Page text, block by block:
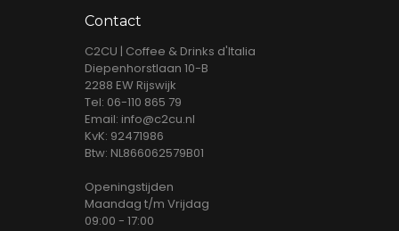
Contact
C2CU | Coffee & Drinks d'Italia
Diepenhorstlaan 10-B
2288 EW Rijswijk
Tel: 06-110 865 79
Email: info@c2cu.nl
KvK: 92471986
Btw: NL866062579B01
Openingstijden
Maandag t/m Vrijdag
09:00 - 17:00